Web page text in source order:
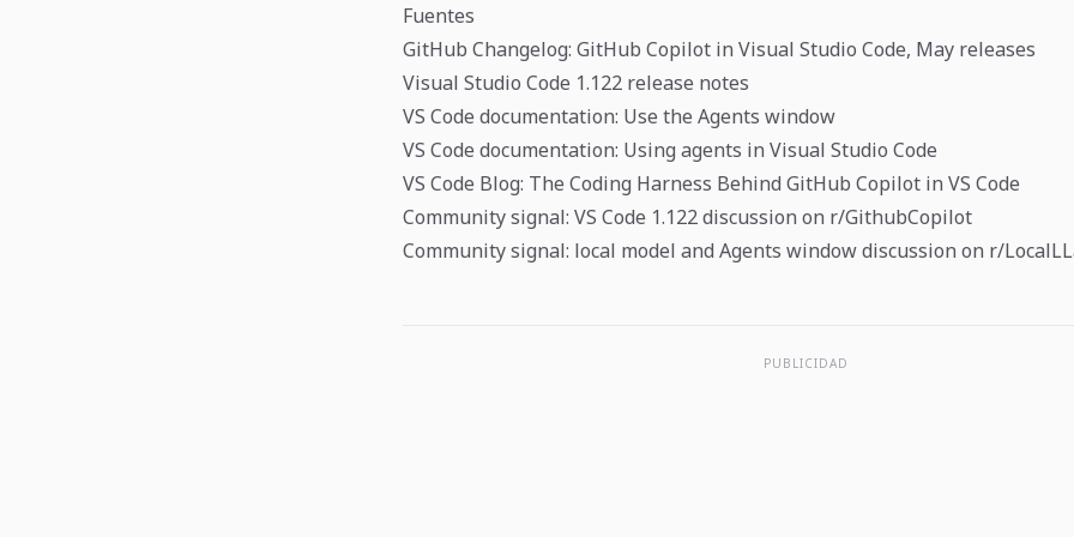
Fuentes
GitHub Changelog: GitHub Copilot in Visual Studio Code, May releases
Visual Studio Code 1.122 release notes
VS Code documentation: Use the Agents window
VS Code documentation: Using agents in Visual Studio Code
VS Code Blog: The Coding Harness Behind GitHub Copilot in VS Code
Community signal: VS Code 1.122 discussion on r/GithubCopilot
Community signal: local model and Agents window discussion on r/
PUBLICIDAD